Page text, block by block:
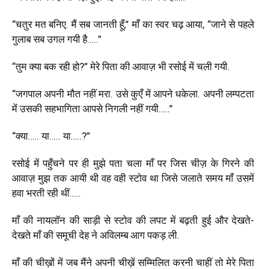
“चतुर मत बनिए. मैं सब जानती हूँ,” माँ का स्वर चढ़ आया, “जाने से पहले
गुलाब सब उगल गयी है…..”
“तुम क्या बक रही हो?” मेरे पिता की आवाज़ भी रसोई में चली गयी.
“जगपाल अपनी मौत नहीं मरा. उसे कुएँ में आपने धकेला. अपनी लम्पटता
में उसकी सहभागिता आपसे निगली नहीं गयी…..”
“क्या….. या….. या…..?”
रसोई में पहुँचने पर ही मुझे पता चला माँ पर जिस चीज़ के गिरने की
आवाज़ मुझ तक आयी थी वह वही स्टोव था जिसे जलाते समय माँ उसमें
हवा भरती रही थीं…..
माँ की नायलॉन की साड़ी से स्टोव की लपट में बढ़ती हुई और देखते-
देखते माँ की समूची देह ने अविलम्ब आग पकड़ ली.
माँ की चीख़ों में जब मैंने अपनी चीख़ें सम्मिलित करनी चाहीं तो मेरे पिता